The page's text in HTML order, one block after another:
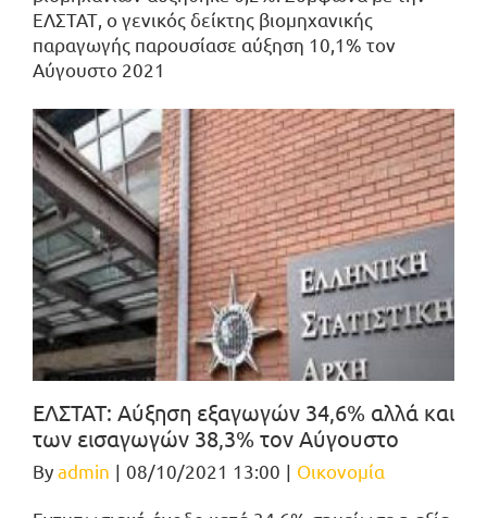
ΕΛΣΤΑΤ, ο γενικός δείκτης βιομηχανικής
παραγωγής παρουσίασε αύξηση 10,1% τον
Αύγουστο 2021
ΕΛΣΤΑΤ: Αύξηση εξαγωγών 34,6% αλλά και
των εισαγωγών 38,3% τον Αύγουστο
Byadmin | 08/10/2021 13:00 | Οικονομία